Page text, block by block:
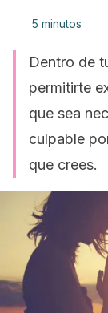
5 minutos
Dentro de
permitirte
que sea
culpable
que crees.